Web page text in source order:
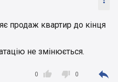
продаж квартир до кінця
не змінюється.

0  0 